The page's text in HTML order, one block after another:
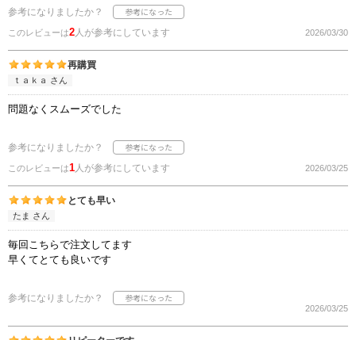
参考になりましたか？
このレビューは2人が参考にしています 2026/03/30
再購買
ｔａｋａ さん
問題なくスムーズでした
参考になりましたか？
このレビューは1人が参考にしています 2026/03/25
とても早い
たま さん
毎回こちらで注文してます
早くてとても良いです
参考になりましたか？
2026/03/25